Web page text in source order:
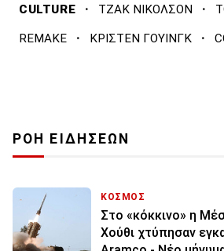
CULTURE · ΤΖΑΚ ΝΙΚΟΛΣΟΝ ·
REMAKE · ΚΡΙΣΤΕΝ ΓΟΥΙΝΓΚ ·
ΡΟΗ ΕΙΔΗΣΕΩΝ
ΚΟΣΜΟΣ
Στο «κόκκινο» η
Χούθι χτύπησαν